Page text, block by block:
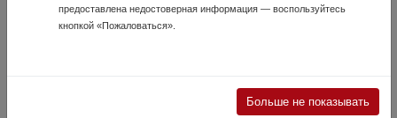
19 Июля, в 09:16
Прицел Meopta Artemis 7x50 в комплекте. Цена 180 000 руб.
Находится в маг. Охотник г. Анапа ул. Объездная 1 Мы в Мах :
предоставлена недостоверная информация — воспользуйтесь
кнопкой «Пожаловаться».
Больше не показывать